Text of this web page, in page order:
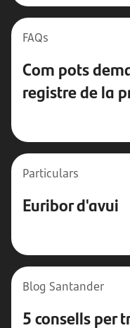
FAQs
Com pots
registre de la
Particulars
Euribor d'avui
Blog Santander
5 consells per